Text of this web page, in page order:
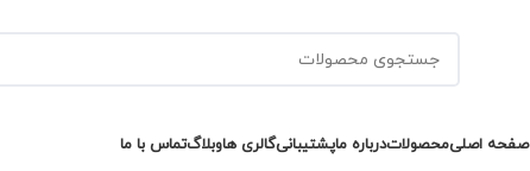
صفحه اصلیمحصولاتدرباره ماپشتیبانیگالری هاوبلاگتماس با ما